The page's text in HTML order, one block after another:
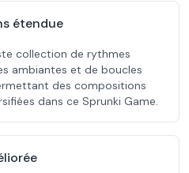
étendue
collection de rythmes
ambiantes et de boucles
des compositions
dans ce Sprunki Game.